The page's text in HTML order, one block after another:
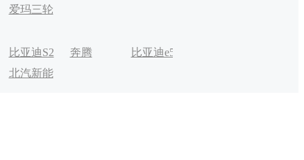
爱玛三轮
比亚迪S2 奔腾 比亚迪e5
北汽新能